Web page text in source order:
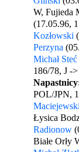
W, Fujieda
(17.05.96,
Kozłowski
Perzyna
Michał Steć
186/78, J -
POL/JPN,
Łysica
Radionow
Białe Orły